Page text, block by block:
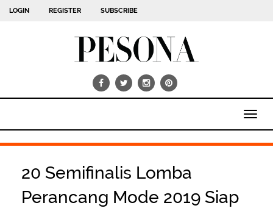
LOGIN REGISTER SUBSCRIBE
20 Semifinalis Lomba
Perancang Mode 2019 Siap